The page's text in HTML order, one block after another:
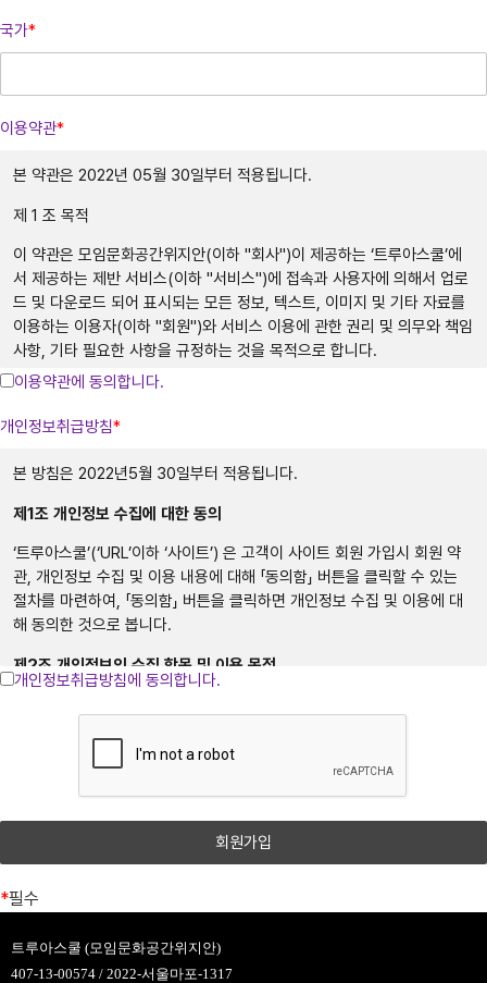
국가*
이용약관*
본 약관은 2022년 05월 30일부터 적용됩니다.
제 1 조 목적
이 약관은 모임문화공간위지안(이하 "회사")이 제공하는 ‘트루아스쿨’에
서 제공하는 제반 서비스(이하 "서비스")에 접속과 사용자에 의해서 업로
드 및 다운로드 되어 표시되는 모든 정보, 텍스트, 이미지 및 기타 자료를
이용하는 이용자(이하 "회원")와 서비스 이용에 관한 권리 및 의무와 책임
사항, 기타 필요한 사항을 규정하는 것을 목적으로 합니다.
제2조 약관의 게시와 효력, 개정
① 회사는 서비스의 가입 과정에 본 약관을 게시합니다.
② 회사는 관련법에 위배되지 않는 범위에서 본 약관을 변경할 수 있습니
으며, 이 경우 회원은 회사에서 제공하는 서비스 이용 중단 및 탈퇴 의사
를 표시하고 서비스 이용 종료를 요청할 수 있습니다. 다만, 회사가 회원
에게 변경된 약관의 내용을 통보하면서 회원에게 "7일 이내 의사 표시를
하지 않을 경우 의사 표시가 표명된 것으로 본다는 뜻"을 명확히 통지하였
음에도 불구하고, 거부의 의사표시를 하지 아니한 경우 회원이 변경된 약
관에 동의하는 것으로 봅니다.
제3조 약관의 해석과 예외 준칙
① 회사는 제공하는 개별 서비스에 대해서 별도의 이용약관 및 정책을 둘
수 있으며, 해당 내용이 이 약관과 상충할 경우 개별 서비스의 이용약관을
② 본 약관에 명시되지 않은 사항이 관계법령에 규정되어 있을 경우에는
그 규정에 따릅니다.
제4조 용어의 정의
서비스: 개인용 컴퓨터 (PC), TV, 휴대형 단말기, 전기통신설비 등
포함 각종 유무선 장치와 같이 구현되는 단말기와 상관없이 회원이
이용약관에 동의합니다.
개인정보취급방침*
본 방침은 2022년5월 30일부터 적용됩니다.
제 1조 개인정보 수집에 대한 동의
‘트루아스쿨’(‘URL’이하 ‘사이트’) 은 고객이 사이트 회원 가입시 회원 약
관, 개인정보 수집 및 이용 내용에 대해 「동의함」 버튼을 클릭할 수 있는
절차를 마련하여, 「동의함」 버튼을 클릭하면 개인정보 수집 및 이용에 대
해 동의한 것으로 봅니다.
제2조 개인정보의 수집 항목 및 이용 목적
만으로는 특정 개인을 식별할 수 없더라도 다른 정보와 쉽게 결합하여 식
– 수집시기: 가입시
– 필수 수집항목: 이메일, 비밀번호, 이름, 전화번호
– 선택 수집항목: 프로필 이미지
– 이용목적: 가입, 서비스 이용시 상담, 공지사항 전달
개인정보취급방침에 동의합니다.
*필수
트루아스쿨 (모임문화공간위지안)
407-13-00574 / 2022-서울마포-1317